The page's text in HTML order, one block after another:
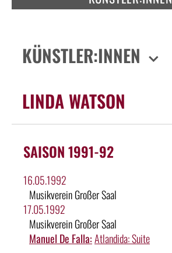
KÜNSTLER:INNEN
LINDA WATSON
SAISON 1991-92
16.05.1992
Musikverein Großer Saal
17.05.1992
Musikverein Großer Saal
Manuel De Falla:Atlandida: Suite